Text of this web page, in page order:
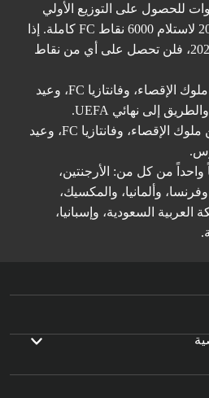
للحصول على التوزيع الأولي
لنقاط FC قبل 15 يونيو 2026 لاستلام 6000 نقاط FC كاملة. إذا
استرددت بعد 15 سبتمبر 2026، فلن تحصل على أي من نقاط
§ تم سحب الاختيارات من ملوك الإقصاء، وفانتازيا FC، وعيد
§§ تم سحب الاختيارات من ملوك الإقصاء، وفانتازيا FC، وعيد
واحداً من كل من: الأرجنتين،
وفرنسا، وألمانيا، والمكسيك،
العربية السعودية، وإسبانيا،